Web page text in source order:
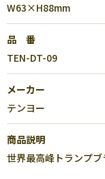
W63×H88mm
品 番
TEN-DT-09
メーカー
テンヨー
商品説明
世界最高峰トランプ